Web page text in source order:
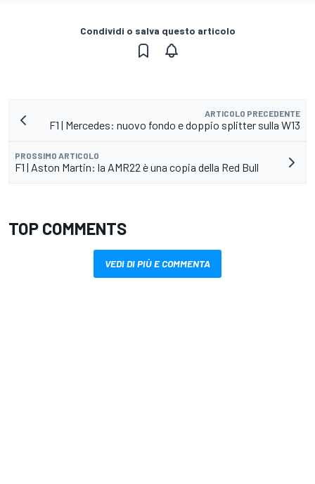
Condividi o salva questo articolo
ARTICOLO PRECEDENTE
F1 | Mercedes: nuovo fondo e doppio splitter sulla W13
PROSSIMO ARTICOLO
F1 | Aston Martin: la AMR22 è una copia della Red Bull
TOP COMMENTS
VEDI DI PIÙ E COMMENTA